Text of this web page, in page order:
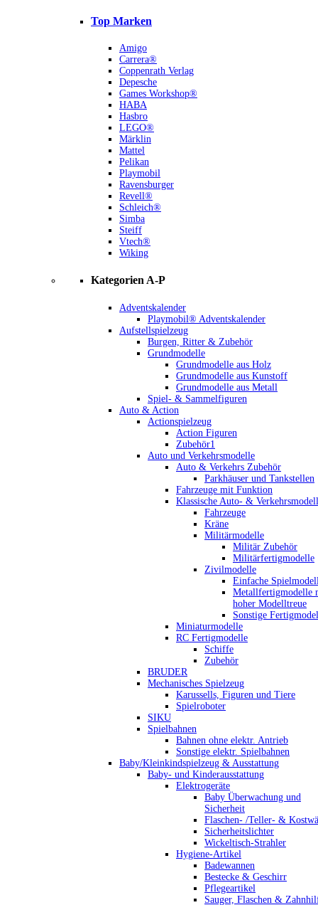
Top Marken
Amigo
Carrera®
Coppenrath Verlag
Depesche
Games Workshop®
HABA
Hasbro
LEGO®
Märklin
Mattel
Pelikan
Playmobil
Ravensburger
Revell®
Schleich®
Simba
Steiff
Vtech®
Wiking
Kategorien A-P
Adventskalender
Playmobil® Adventskalender
Aufstellspielzeug
Burgen, Ritter & Zubehör
Grundmodelle
Grundmodelle aus Holz
Grundmodelle aus Kunstoff
Grundmodelle aus Metall
Spiel- & Sammelfiguren
Auto & Action
Actionspielzeug
Action Figuren
Zubehör1
Auto und Verkehrsmodelle
Auto & Verkehrs Zubehör
Parkhäuser und Tankstellen
Fahrzeuge mit Funktion
Klassische Auto- &
Fahrzeuge
Kräne
Militärmodelle
Militär Zubehör
Militärfertigmodelle
Zivilmodelle
Einfache
Metallfertigmodelle
hoher Modelltreue
Sonstige
Miniaturmodelle
RC Fertigmodelle
Schiffe
Zubehör
BRUDER
Mechanisches Spielzeug
Karussells, Figuren und Tiere
Spielroboter
SIKU
Spielbahnen
Bahnen ohne elektr. Antrieb
Sonstige elektr. Spielbahnen
Baby/Kleinkindspielzeug & Ausstattung
Baby- und Kinderausstattung
Elektrogeräte
Baby Überwachung und
Sicherheit
Flaschen- /Teller- &
Sicherheitslichter
Wickeltisch-Strahler
Hygiene-Artikel
Badewannen
Bestecke & Geschirr
Pflegeartikel
Sauger, Flaschen &